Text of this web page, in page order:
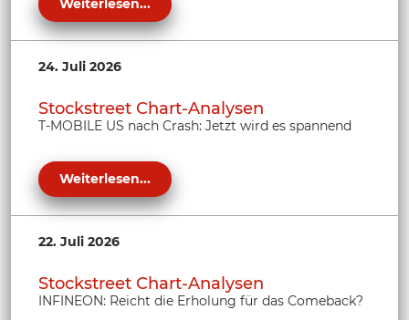
Weiterlesen...
24. Juli 2026
Stockstreet Chart-Analysen
T-MOBILE US nach Crash: Jetzt wird es spannend
Weiterlesen...
22. Juli 2026
Stockstreet Chart-Analysen
INFINEON: Reicht die Erholung für das Comeback?